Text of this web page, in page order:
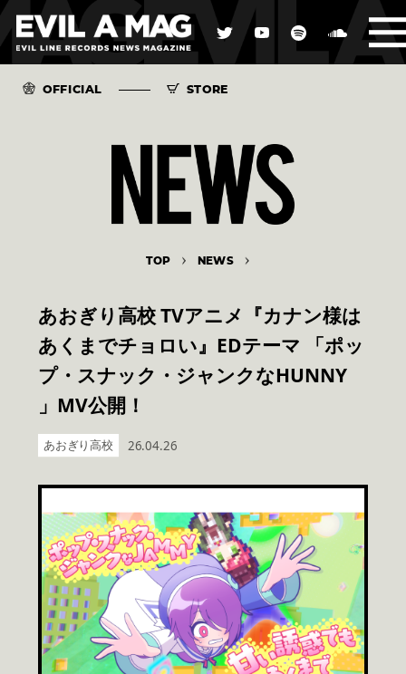
OFFICIAL STORE
TOP NEWS
あおぎり高校 TVアニメ『カナン様は
あくまでチョロい』EDテーマ 「ポッ
プ・スナック・ジャンクなHUNNY
」MV公開！
あおぎり高校 26.04.26